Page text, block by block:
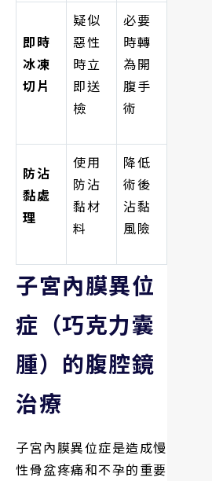
即時
冰凍
切片
疑似
惡性
時立
即送
檢
必要
時轉
為開
腹手
術
防沾
黏處
理
使用
防沾
黏材
料
降低
術後
沾黏
風險
子宮內膜異位
症（巧克力囊
腫）的腹腔鏡
治療
子宮內膜異位症是造成慢
性骨盆疼痛和不孕的重要